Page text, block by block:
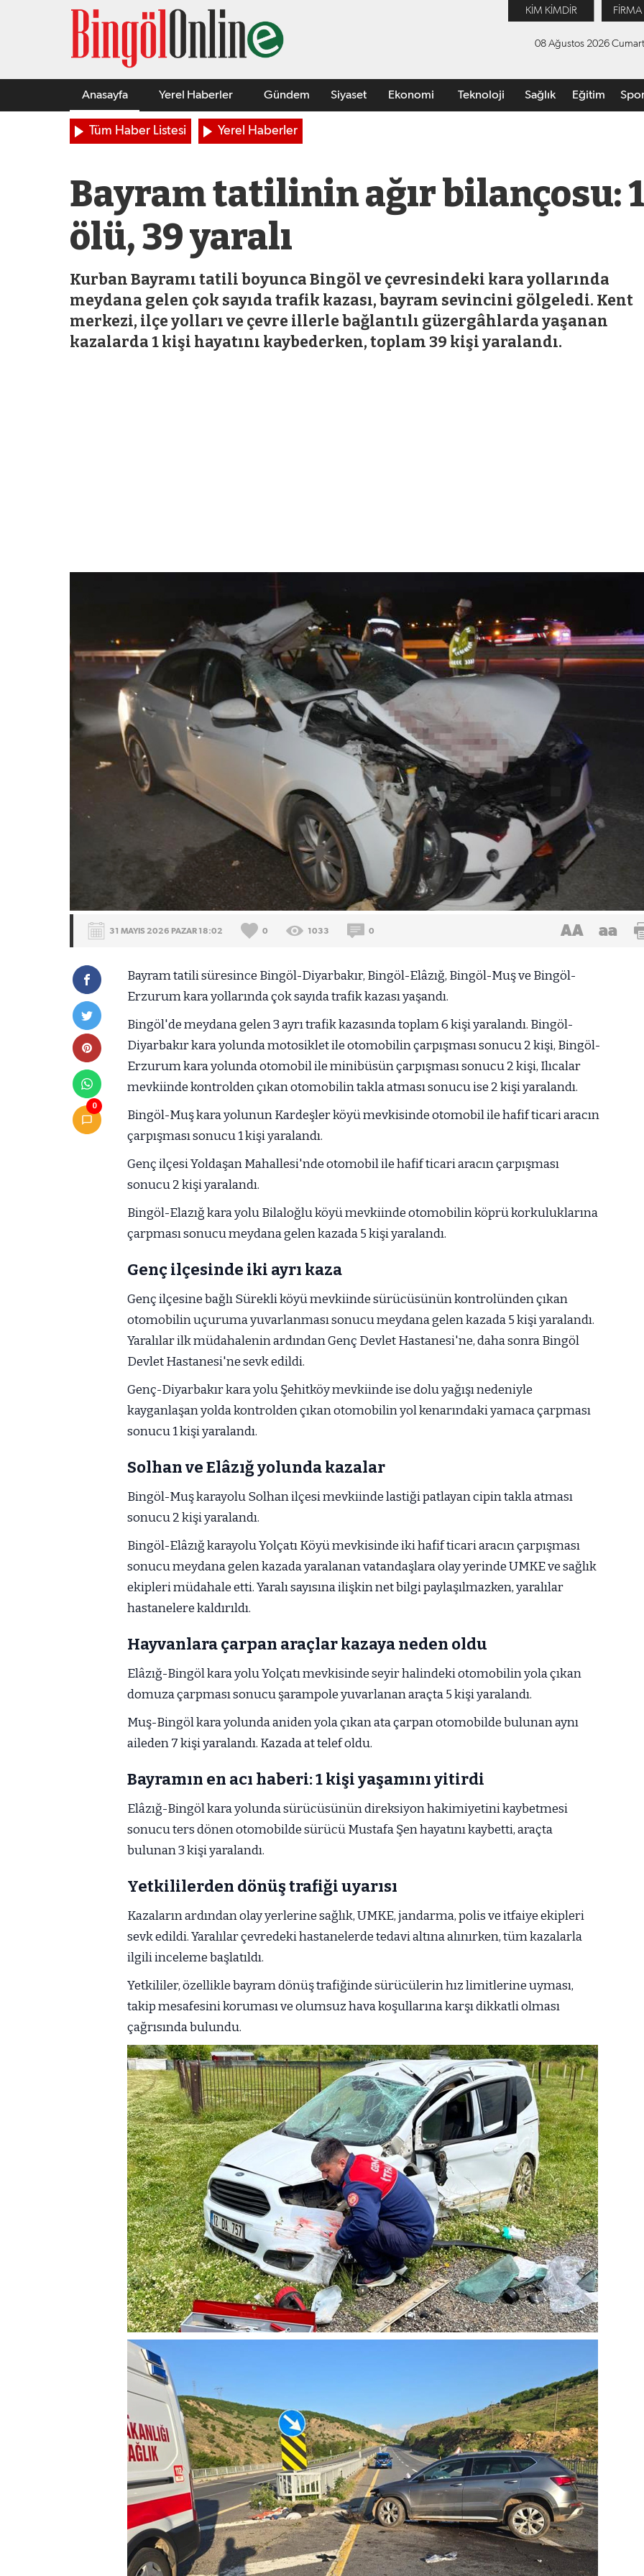
KİM KİMDİR FİRMA
08 Ağustos 2026
Anasayfa Yerel Haberler Gündem Siyaset Ekonomi Teknoloji Sağlık Eğitim
Tüm Haber Listesi Yerel Haberler
Bayram tatilinin ağır bilançosu: 1
ölü, 39 yaralı
Kurban Bayramı tatili boyunca Bingöl ve çevresindeki kara yollarında
meydana gelen çok sayıda trafik kazası, bayram sevincini gölgeledi. Kent
merkezi, ilçe yolları ve çevre illerle bağlantılı güzergâhlarda yaşanan
kazalarda 1 kişi hayatını kaybederken, toplam 39 kişi yaralandı.
31 MAYIS 2026 PAZAR 18:02 0 1033 0 AA aa
0
Bayram tatili süresince Bingöl-Diyarbakır, Bingöl-Elâzığ, Bingöl-Muş ve Bingöl-
Erzurum kara yollarında çok sayıda trafik kazası yaşandı.
Bingöl'de meydana gelen 3 ayrı trafik kazasında toplam 6 kişi yaralandı. Bingöl-
Diyarbakır kara yolunda motosiklet ile otomobilin çarpışması sonucu 2 kişi, Bingöl-
Erzurum kara yolunda otomobil ile minibüsün çarpışması sonucu 2 kişi, Ilıcalar
mevkiinde kontrolden çıkan otomobilin takla atması sonucu ise 2 kişi yaralandı.
Bingöl-Muş kara yolunun Kardeşler köyü mevkisinde otomobil ile hafif ticari aracın
çarpışması sonucu 1 kişi yaralandı.
Genç ilçesi Yoldaşan Mahallesi'nde otomobil ile hafif ticari aracın çarpışması
sonucu 2 kişi yaralandı.
Bingöl-Elazığ kara yolu Bilaloğlu köyü mevkiinde otomobilin köprü korkuluklarına
çarpması sonucu meydana gelen kazada 5 kişi yaralandı.
Genç ilçesinde iki ayrı kaza
Genç ilçesine bağlı Sürekli köyü mevkiinde sürücüsünün kontrolünden çıkan
otomobilin uçuruma yuvarlanması sonucu meydana gelen kazada 5 kişi yaralandı.
Yaralılar ilk müdahalenin ardından Genç Devlet Hastanesi'ne, daha sonra Bingöl
Devlet Hastanesi'ne sevk edildi.
Genç-Diyarbakır kara yolu Şehitköy mevkiinde ise dolu yağışı nedeniyle
kayganlaşan yolda kontrolden çıkan otomobilin yol kenarındaki yamaca çarpması
sonucu 1 kişi yaralandı.
Solhan ve Elâzığ yolunda kazalar
Bingöl-Muş karayolu Solhan ilçesi mevkiinde lastiği patlayan cipin takla atması
sonucu 2 kişi yaralandı.
Bingöl-Elâzığ karayolu Yolçatı Köyü mevkisinde iki hafif ticari aracın çarpışması
sonucu meydana gelen kazada yaralanan vatandaşlara olay yerinde UMKE ve sağlık
ekipleri müdahale etti. Yaralı sayısına ilişkin net bilgi paylaşılmazken, yaralılar
hastanelere kaldırıldı.
Hayvanlara çarpan araçlar kazaya neden oldu
Elâzığ-Bingöl kara yolu Yolçatı mevkisinde seyir halindeki otomobilin yola çıkan
domuza çarpması sonucu şarampole yuvarlanan araçta 5 kişi yaralandı.
Muş-Bingöl kara yolunda aniden yola çıkan ata çarpan otomobilde bulunan aynı
aileden 7 kişi yaralandı. Kazada at telef oldu.
Bayramın en acı haberi: 1 kişi yaşamını yitirdi
Elâzığ-Bingöl kara yolunda sürücüsünün direksiyon hakimiyetini kaybetmesi
sonucu ters dönen otomobilde sürücü Mustafa Şen hayatını kaybetti, araçta
bulunan 3 kişi yaralandı.
Yetkililerden dönüş trafiği uyarısı
Kazaların ardından olay yerlerine sağlık, UMKE, jandarma, polis ve itfaiye ekipleri
sevk edildi. Yaralılar çevredeki hastanelerde tedavi altına alınırken, tüm kazalarla
ilgili inceleme başlatıldı.
Yetkililer, özellikle bayram dönüş trafiğinde sürücülerin hız limitlerine uyması,
takip mesafesini koruması ve olumsuz hava koşullarına karşı dikkatli olması
çağrısında bulundu.